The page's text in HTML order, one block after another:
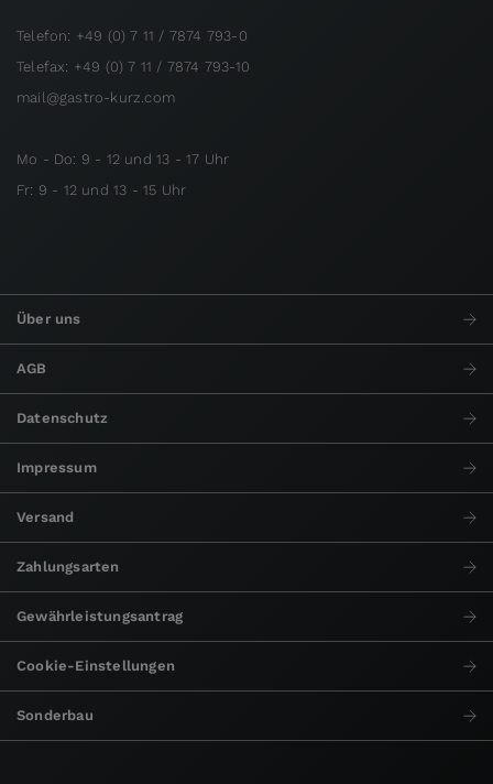
Telefon: +49 (0) 7 11 / 7874 793-0
Telefax: +49 (0) 7 11 / 7874 793-10
mail@gastro-kurz.com
Mo - Do: 9 - 12 und 13 - 17 Uhr
Fr: 9 - 12 und 13 - 15 Uhr
Über uns
AGB
Datenschutz
Impressum
Versand
Zahlungsarten
Gewährleistungsantrag
Cookie-Einstellungen
Sonderbau